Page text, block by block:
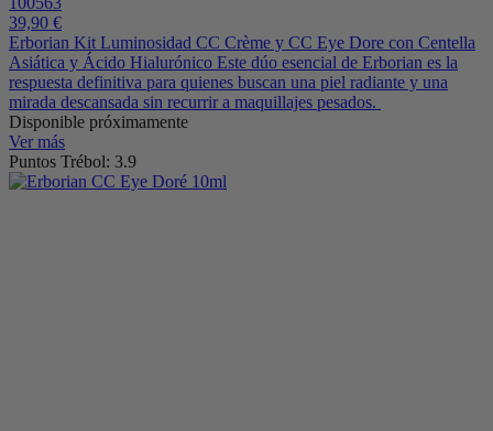
39,90 €
Erborian Kit Luminosidad CC Crème y CC Eye Dore con Centella
Asiática y Ácido Hialurónico Este dúo esencial de Erborian es la
respuesta definitiva para quienes buscan una piel radiante y una
mirada descansada sin recurrir a maquillajes pesados.
Disponible próximamente
Ver más
Puntos Trébol: 3.9